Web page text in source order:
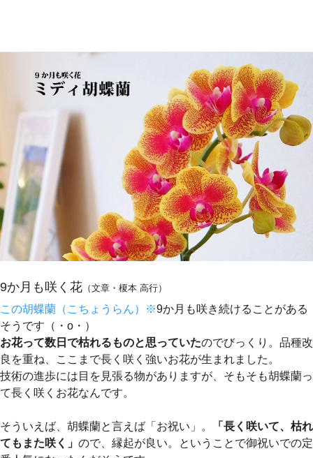
9か月も咲く花 （文章・榎本 高行）
この胡蝶蘭（こちょうらん）※9か月も咲き続けることがある
そうです（・o・）
お花って数日で枯れるものと思っていたのでびっくり。品種改
良を重ね、ここまで長く咲く強いお花が生まれました。
技術の進歩には目を見張る物がありますが、そもそも胡蝶蘭っ
て長く咲くお花なんです。
そういえば、胡蝶蘭と言えば「お祝い」。
「長く咲いて、枯れ
てもまた咲く」 ので、縁起が良い。ということで御祝いでの定